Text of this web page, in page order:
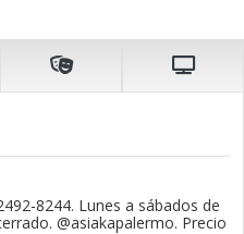
8244. Lunes a sábados de
@asiakapalermo. Precio